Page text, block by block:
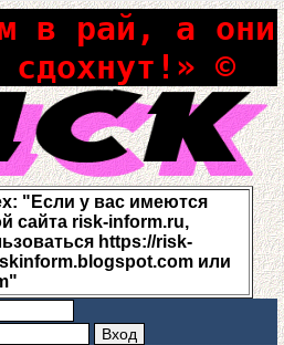
в рай, а они
сдохнут!» ©
"Если у вас имеются
сайта risk-inform.ru,
https://risk-
или